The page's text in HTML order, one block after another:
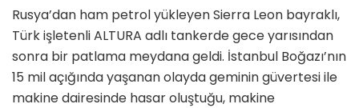
Rusya’dan ham petrol yükleyen Sierra Leon bayraklı,
Türk işletenli ALTURA adlı tankerde gece yarısından
sonra bir patlama meydana geldi. İstanbul Boğazı’nın
15 mil açığında yaşanan olayda geminin güvertesi ile
makine dairesinde hasar oluştuğu, makine